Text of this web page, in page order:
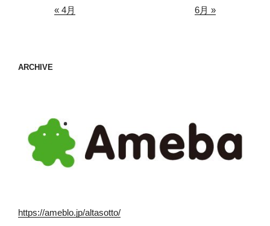
« 4月
6月 »
ARCHIVE
https://ameblo.jp/altasotto/